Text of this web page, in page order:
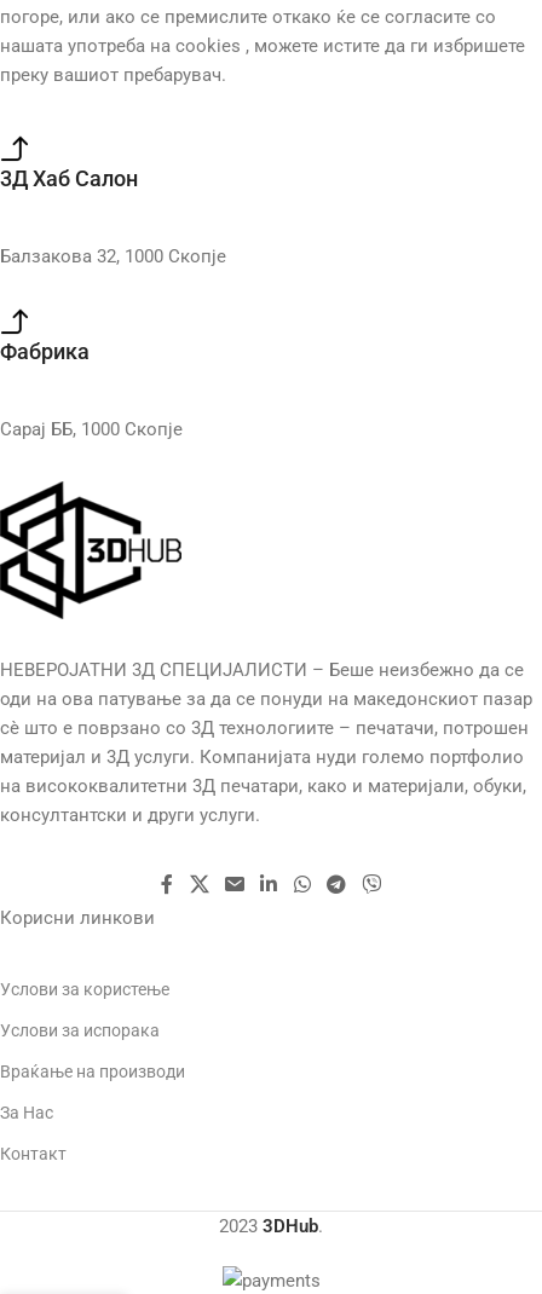
погоре, или ако се премислите откако ќе се согласите со
нашата употреба на cookies , можете истите да ги избришете
преку вашиот пребарувач.
3Д Хаб Салон
Балзакова 32, 1000 Скопје
Фабрика
Сарај ББ, 1000 Скопје
НЕВЕРОЈАТНИ 3Д СПЕЦИЈАЛИСТИ – Беше неизбежно да се
оди на ова патување за да се понуди на македонскиот пазар
сè што е поврзано со 3Д технологиите – печатачи, потрошен
материјал и 3Д услуги. Компанијата нуди големо портфолио
на висококвалитетни 3Д печатари, како и материјали, обуки,
консултантски и други услуги.
Корисни линкови
Услови за користење
Услови за испорака
Враќање на производи
За Нас
Контакт
2023 3DHub.